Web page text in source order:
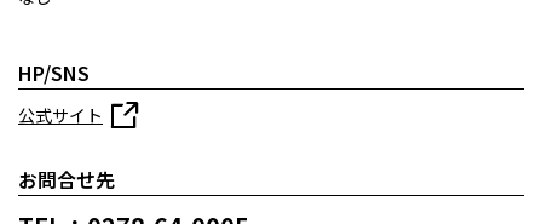
HP/SNS
公式サイト
お問合せ先